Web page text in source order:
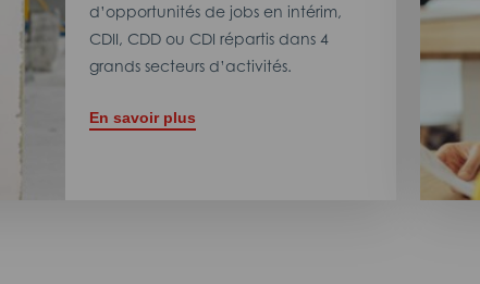
d’opportunités de jobs en intérim,
CDII, CDD ou CDI répartis dans 4
grands secteurs d’activités.
En savoir plus